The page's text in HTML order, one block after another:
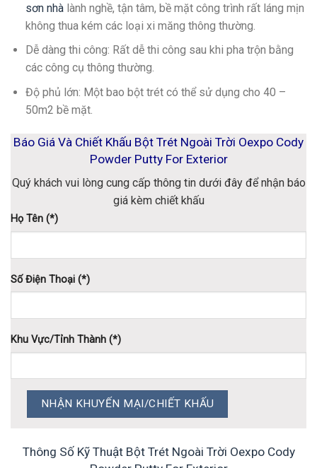
sơn nhàlành nghề, tận tâm, bề mặt công trình rất láng mịn
không thua kém các loại xi măng thông thường.
Dễ dàng thi công: Rất dễ thi công sau khi pha trộn bằng
các công cụ thông thường.
Độ phủ lớn: Một bao bột trét có thể sử dụng cho 40 –
50m2 bề mặt.
Báo Giá Và Chiết Khấu Bột Trét Ngoài Trời Oexpo Cody
Powder Putty For Exterior
Quý khách vui lòng cung cấp thông tin dưới đây để nhận báo
giá kèm chiết khấu
Họ Tên (*)
Số Điện Thoại (*)
Khu Vực/Tỉnh Thành (*)
Thông Số Kỹ Thuật Bột Trét Ngoài Trời Oexpo Cody